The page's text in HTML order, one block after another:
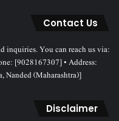
Contact Us
inquiries. You can reach us via:
[9028167307] • Address:
Nanded (Maharashtra)]
Disclaimer